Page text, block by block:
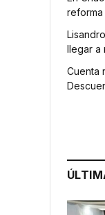
llegar a
Cuenta